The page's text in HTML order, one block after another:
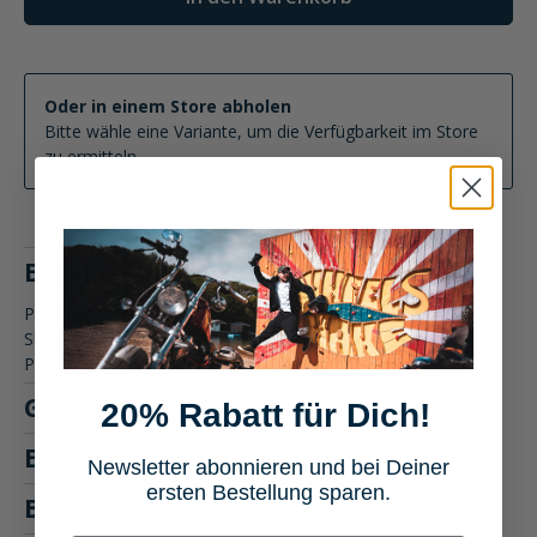
Oder in einem Store abholen
Bitte wähle eine Variante, um die Verfügbarkeit im Store
zu ermitteln
Beschreibung
Produktbeschreibung: Shoei GT-Air 3 Motorradhelm Der
Shoei GT-Air 3 Motorradhelm bietet aerodynamische
Perfektion und Komfo…Mehr
Größentabelle
Eigenschaften
Bewertungen
20% Rabatt für Dich!
Newsletter abonnieren und bei Deiner
ersten Bestellung sparen.